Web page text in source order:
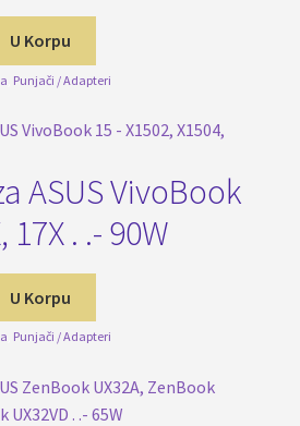
U Korpu
Punjači / Adapteri
ASUS VivoBook
17X . .- 90W
U Korpu
Punjači / Adapteri